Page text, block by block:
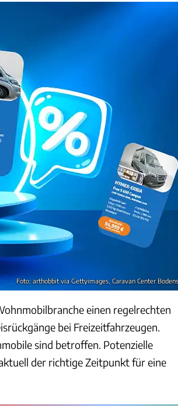
Foto: arthobbit via Gettyimages, Caravan Center
einen regelrechten
bei Freizeitfahrzeugen.
sind betroffen. Potenzielle
der richtige Zeitpunkt für eine